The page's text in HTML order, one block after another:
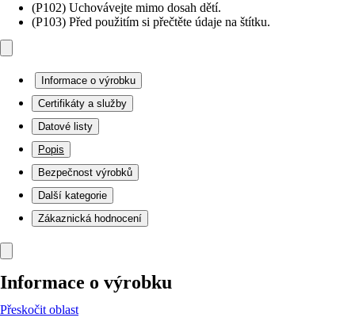
(P102) Uchovávejte mimo dosah dětí.
(P103) Před použitím si přečtěte údaje na štítku.
Informace o výrobku
Certifikáty a služby
Datové listy
Popis
Bezpečnost výrobků
Další kategorie
Zákaznická hodnocení
Informace o výrobku
Přeskočit oblast